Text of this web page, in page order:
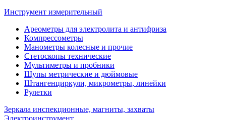
Инструмент измерительный
Ареометры для электролита и антифриза
Компрессометры
Манометры колесные и прочие
Стетоскопы технические
Мультиметры и пробники
Щупы метрические и дюймовые
Штангенциркули, микрометры, линейки
Рулетки
Зеркала инспекционные, магниты, захваты